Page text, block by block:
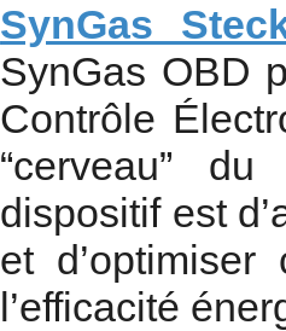
SynGas
SynGas OBD
Contrôle
“cerveau”
dispositif est
et d’optimiser
l’efficacité